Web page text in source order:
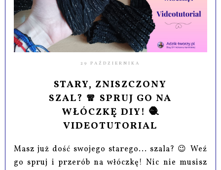
29 PAŹDZIERNIKA
STARY, ZNISZCZONY
SZAL? 🧣 SPRUJ GO NA
WŁÓCZKĘ DIY! 🧶
VIDEOTUTORIAL
Masz już dość swojego starego... szala? 😉 Weź
go spruj i przerób na włóczkę! Nic nie musisz